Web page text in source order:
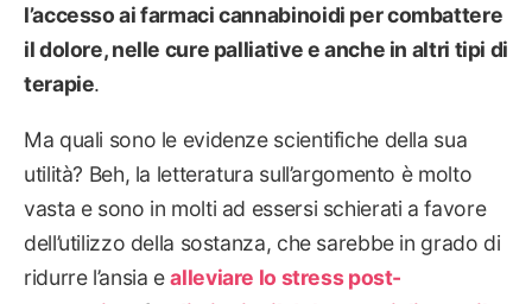
l’accesso ai farmaci cannabinoidi per combattere
il dolore, nelle cure palliative e anche in altri tipi di
terapie.
Ma quali sono le evidenze scientifiche della sua
utilità? Beh, la letteratura sull’argomento è molto
vasta e sono in molti ad essersi schierati a favore
dell’utilizzo della sostanza, che sarebbe in grado di
ridurre l’ansia ealleviare lo stress post-